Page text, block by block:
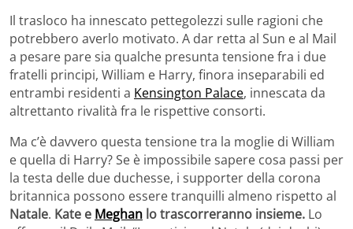
Il trasloco ha innescato pettegolezzi sulle ragioni che
potrebbero averlo motivato. A dar retta al Sun e al Mail
a pesare pare sia qualche presunta tensione fra i due
fratelli principi, William e Harry, finora inseparabili ed
entrambi residenti a Kensington Palace, innescata da
altrettanto rivalità fra le rispettive consorti.
Ma c’è davvero questa tensione tra la moglie di William
e quella di Harry? Se è impossibile sapere cosa passi per
la testa delle due duchesse, i supporter della corona
britannica possono essere tranquilli almeno rispetto al
Natale. Kate e Meghan lo trascorreranno insieme. Lo